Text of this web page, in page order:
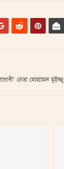
নেতা মোহামেদ মুইজ্জু